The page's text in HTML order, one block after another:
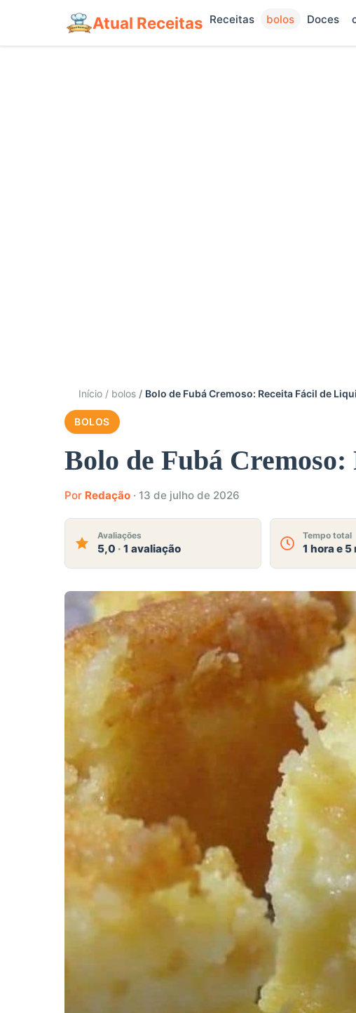
Atual Receitas Receitas bolos Doces
Início bolos Bolo de Fubá Cremoso: Receita Fácil de
BOLOS
Bolo de Fubá
Por Redação · 13 de julho de 2026
Avaliações
5,0 ·1 avaliação
Tempo total
1 hora e